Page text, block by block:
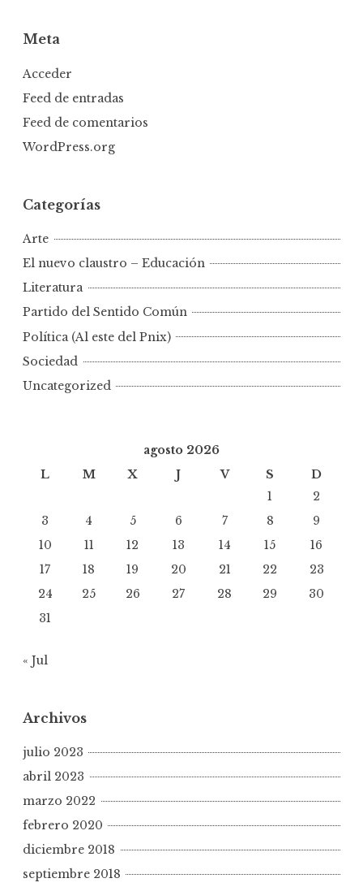
Meta
Acceder
Feed de entradas
Feed de comentarios
WordPress.org
Categorías
Arte
El nuevo claustro – Educación
Literatura
Partido del Sentido Común
Política (Al este del Pnix)
Sociedad
Uncategorized
agosto 2026
L
M X J V S
D
1
2
3
4 5 6 7 8
9
10
11 12 13 14 15
16
17
18 19 20 21 22
23
24
25 26 27 28 29
30
31
« Jul
Archivos
julio 2023
abril 2023
marzo 2022
febrero 2020
diciembre 2018
septiembre 2018